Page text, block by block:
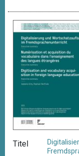
Titel